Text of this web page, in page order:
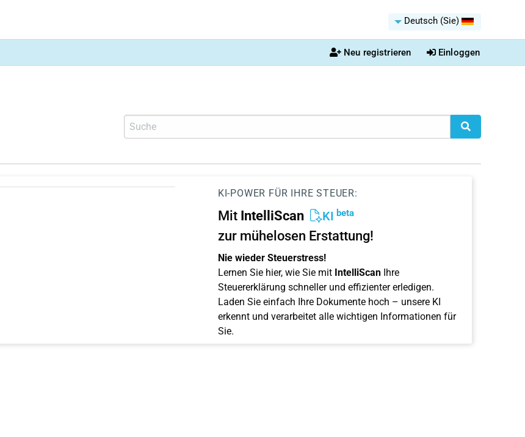
Deutsch (Sie)
Neu registrieren Einloggen
KI-POWER FÜR IHRE STEUER:
Mit IntelliScan KI beta
zur mühelosen Erstattung!
Nie wieder Steuerstress!
Lernen Sie hier, wie Sie mit IntelliScanIhre
Steuererklärung schneller und effizienter erledigen.
Laden Sie einfach Ihre Dokumente hoch – unsere KI
erkennt und verarbeitet alle wichtigen Informationen für
Sie.